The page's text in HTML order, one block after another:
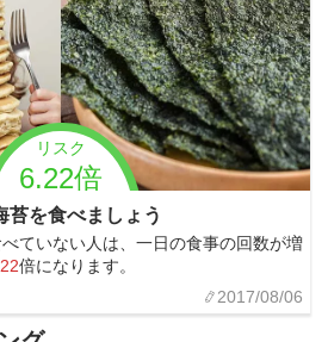
リスク
6.22倍
苔を食べましょう
ていない人は、一日の食事の回数が増
倍になります。
2017/08/06